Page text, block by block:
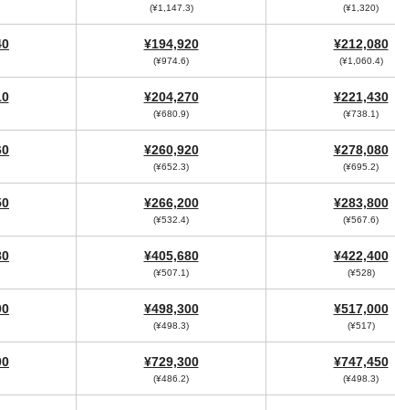
(¥1,147.3) (¥1,320)
¥194,920
(¥974.6)
¥212,080
(¥1,060.4)
¥204,270
(¥680.9)
¥221,430
(¥738.1)
¥260,920
(¥652.3)
¥278,080
(¥695.2)
¥266,200
(¥532.4)
¥283,800
(¥567.6)
¥405,680
(¥507.1)
¥422,400
(¥528)
¥498,300
(¥498.3)
¥517,000
(¥517)
¥729,300
(¥486.2)
¥747,450
(¥498.3)